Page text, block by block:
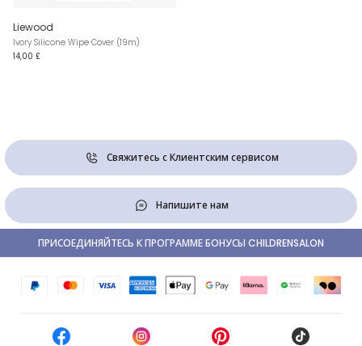
Liewood
Ivory Silicone Wipe Cover (19m)
14,00 £
Свяжитесь с Клиентским сервисом
Напишите нам
ПРИСОЕДИНЯЙТЕСЬ К ПРОГРАММЕ БОНУСЫ CHILDRENSALON